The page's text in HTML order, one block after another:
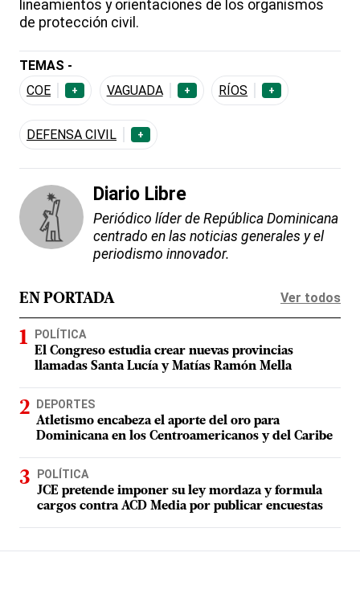
lineamientos y orientaciones de los organismos
de protección civil.
TEMAS -
COE
+ VAGUADA + RÍOS +
DEFENSA CIVIL +
Diario Libre
Periódico líder de República Dominicana
centrado en las noticias generales y el
periodismo innovador.
EN PORTADA Ver todos
POLÍTICA
El Congreso estudia crear nuevas provincias
llamadas Santa Lucía y Matías Ramón Mella
DEPORTES
Atletismo encabeza el aporte del oro para
Dominicana en los Centroamericanos y del Caribe
POLÍTICA
JCE pretende imponer su ley mordaza y formula
cargos contra ACD Media por publicar encuestas